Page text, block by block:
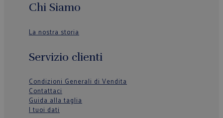
Chi Siamo
La nostra storia
Servizio clienti
Condizioni Generali di Vendita
Contattaci
Guida alla taglia
I tuoi dati